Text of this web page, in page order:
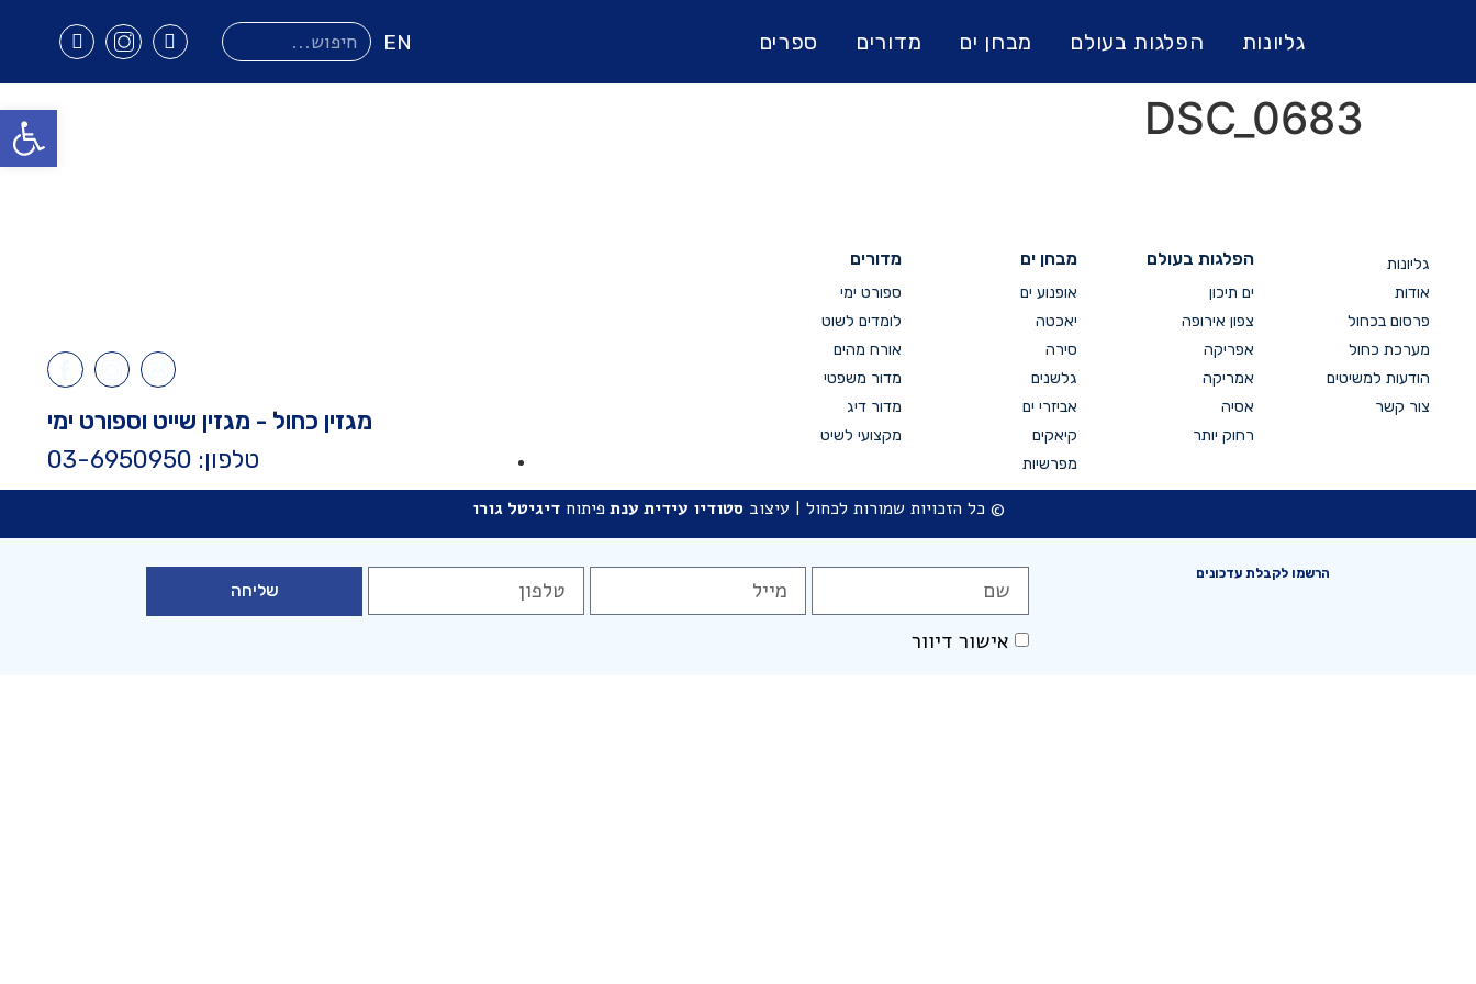
גליונות הפלגות בעולם מבחן ים מדורים ספרים EN
for:
DSC_0683
גליונות
אודות
פרסום בכחול
מערכת כחול
הודעות למשיטים
צור קשר
הפלגות בעולם
ים תיכון
צפון אירופה
אפריקה
אמריקה
אסיה
רחוק יותר
מבחן ים
אופנוע ים
יאכטה
סירה
גלשנים
אביזרי ים
קיאקים
מפרשיות
מדורים
ספורט ימי
לומדים לשוט
אורח מהים
מדור משפטי
מדור דיג
מקצועי לשיט
מגזין כחול - מגזין שייט וספורט ימי
טלפון: 03-6950950
© כל הזכויות שמורות לכחול | עיצובסטודיו עידית ענת פיתוח דיגיטל גורו
הרשמו לקבלת עדכונים
אישור דיוור
שליחה
פתח